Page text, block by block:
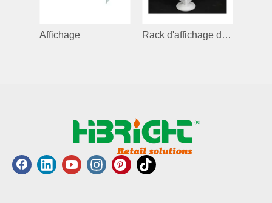
Affichage Rack d'affichage du spinner de comptoir pour le boîtier de téléphone / accessoires